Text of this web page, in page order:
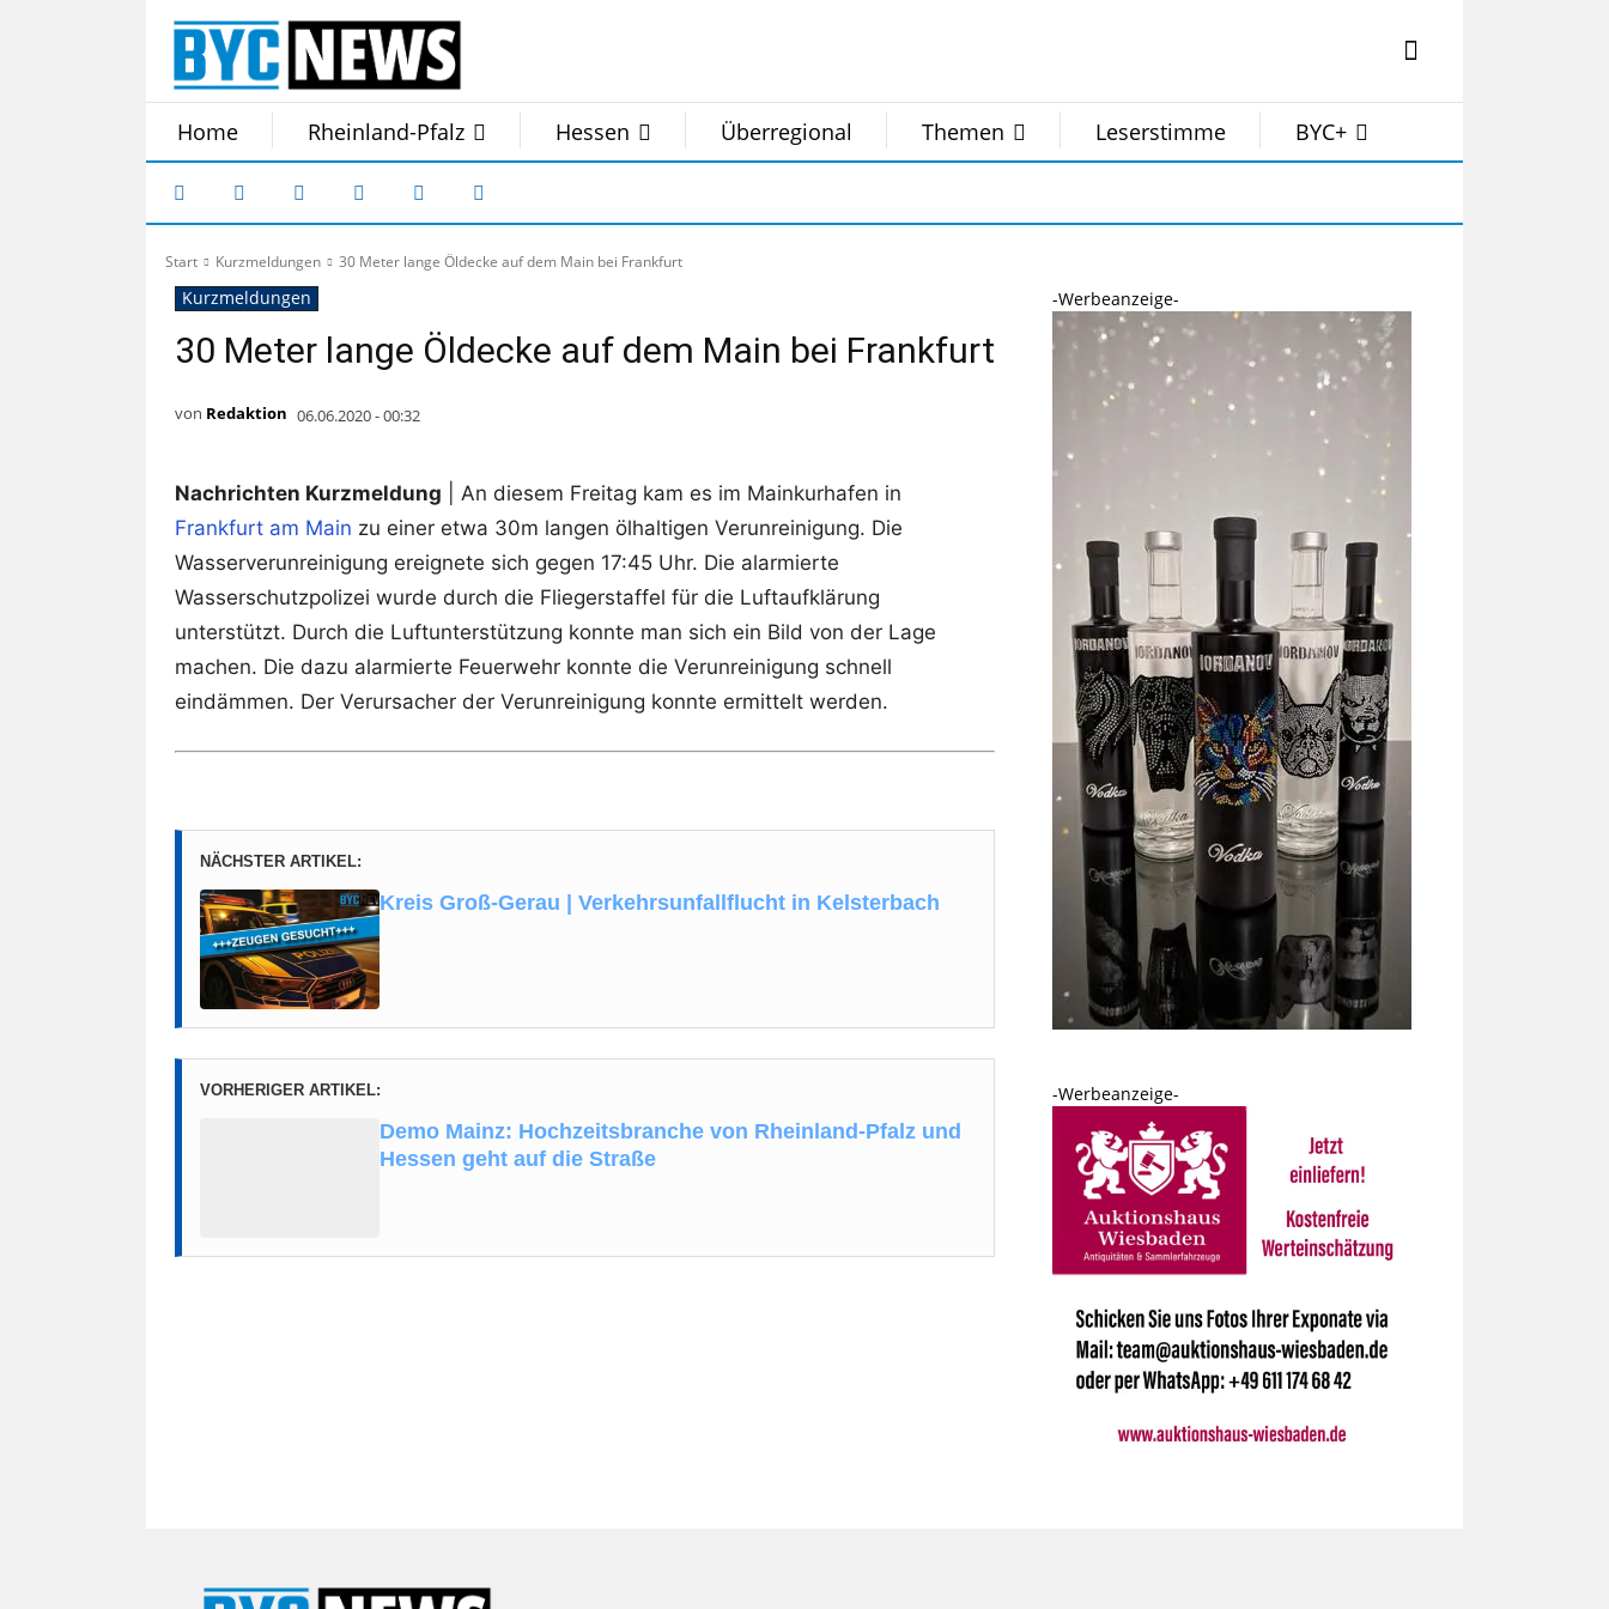
Home Rheinland-Pfalz Hessen Überregional Themen Leserstimme BYC+
Start Kurzmeldungen 30 Meter lange Öldecke auf dem Main bei Frankfurt
Kurzmeldungen
30 Meter lange Öldecke auf dem Main bei Frankfurt
von Redaktion 06.06.2020 - 00:32
Nachrichten Kurzmeldung | An diesem Freitag kam es im Mainkurhafen in
Frankfurt am Main zu einer etwa 30m langen ölhaltigen Verunreinigung. Die
Wasserverunreinigung ereignete sich gegen 17:45 Uhr. Die alarmierte
Wasserschutzpolizei wurde durch die Fliegerstaffel für die Luftaufklärung
unterstützt. Durch die Luftunterstützung konnte man sich ein Bild von der Lage
machen. Die dazu alarmierte Feuerwehr konnte die Verunreinigung schnell
eindämmen. Der Verursacher der Verunreinigung konnte ermittelt werden.
NÄCHSTER ARTIKEL:
Kreis Groß-Gerau | Verkehrsunfallflucht in Kelsterbach
VORHERIGER ARTIKEL:
Demo Mainz: Hochzeitsbranche von Rheinland-Pfalz und
Hessen geht auf die Straße
-Werbeanzeige-
-Werbeanzeige-